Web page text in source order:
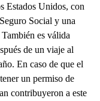
Estados Unidos, con
Social y una
es válida
de un viaje al
En caso de que el
un permiso de
contribuyeron a este